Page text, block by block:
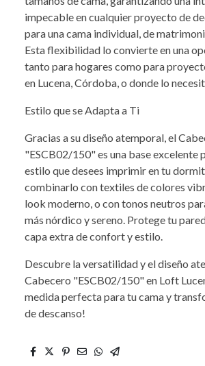
impecable en cualquier proyecto de
para una cama individual, de
Esta flexibilidad lo convierte en una
tanto para hogares como para
en Lucena, Córdoba, o donde lo
Estilo que se Adapta a Ti
Gracias a su diseño atemporal, el
"ESCB02/150" es una base excelente
estilo que desees imprimir en tu
combinarlo con textiles de colores
look moderno, o con tonos neutros
más nórdico y sereno. Protege tu
capa extra de confort y estilo.
Descubre la versatilidad y el diseño
Cabecero "ESCB02/150" en Loft
medida perfecta para tu cama y
de descanso!